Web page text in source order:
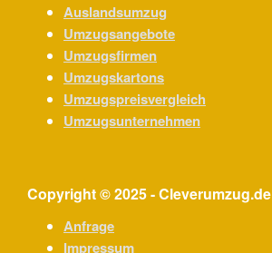
Auslandsumzug
Umzugsangebote
Umzugsfirmen
Umzugskartons
Umzugspreisvergleich
Umzugsunternehmen
Copyright © 2025 - Cleverumzug.de
Anfrage
Impressum